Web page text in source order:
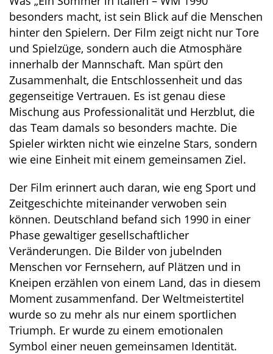
besonders macht, ist sein Blick auf die Menschen
hinter den Spielern. Der Film zeigt nicht nur Tore
und Spielzüge, sondern auch die Atmosphäre
innerhalb der Mannschaft. Man spürt den
Zusammenhalt, die Entschlossenheit und das
gegenseitige Vertrauen. Es ist genau diese
Mischung aus Professionalität und Herzblut, die
das Team damals so besonders machte. Die
Spieler wirkten nicht wie einzelne Stars, sondern
wie eine Einheit mit einem gemeinsamen Ziel.
Der Film erinnert auch daran, wie eng Sport und
Zeitgeschichte miteinander verwoben sein
können. Deutschland befand sich 1990 in einer
Phase gewaltiger gesellschaftlicher
Veränderungen. Die Bilder von jubelnden
Menschen vor Fernsehern, auf Plätzen und in
Kneipen erzählen von einem Land, das in diesem
Moment zusammenfand. Der Weltmeistertitel
wurde so zu mehr als nur einem sportlichen
Triumph. Er wurde zu einem emotionalen
Symbol einer neuen gemeinsamen Identität.